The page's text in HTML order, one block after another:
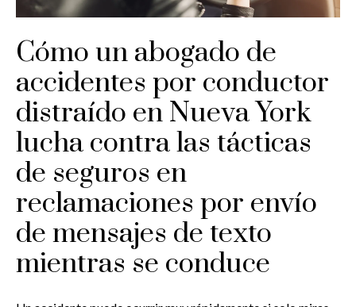
Cómo un abogado de
accidentes por conductor
distraído en Nueva York
lucha contra las tácticas
de seguros en
reclamaciones por envío
de mensajes de texto
mientras se conduce